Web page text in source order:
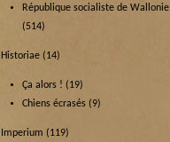
République socialiste de Wallonie
(514)
Historiae (14)
Ça alors ! (19)
Chiens écrasés (9)
Imperium (119)